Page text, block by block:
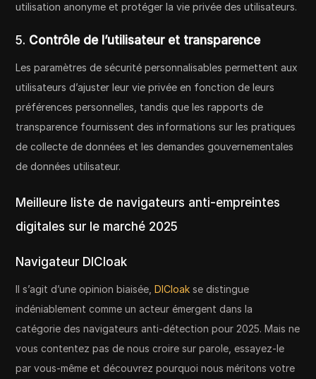
utilisation anonyme et protéger la vie privée des utilisateurs.
5. Contrôle de l’utilisateur et transparence
Les paramètres de sécurité personnalisables permettent aux
utilisateurs d’ajuster leur vie privée en fonction de leurs
préférences personnelles, tandis que les rapports de
transparence fournissent des informations sur les pratiques
de collecte de données et les demandes gouvernementales
de données utilisateur.
Meilleure liste de navigateurs anti-empreintes
digitales sur le marché 2025
Navigateur DICloak
Il s’agit d’une opinion biaisée,DICloak se distingue
indéniablement comme un acteur émergent dans la
catégorie des navigateurs anti-détection pour 2025. Mais ne
vous contentez pas de nous croire sur parole, essayez-le
par vous-même et découvrez pourquoi nous méritons votre